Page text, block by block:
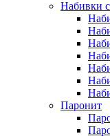
Набивки
Паронит